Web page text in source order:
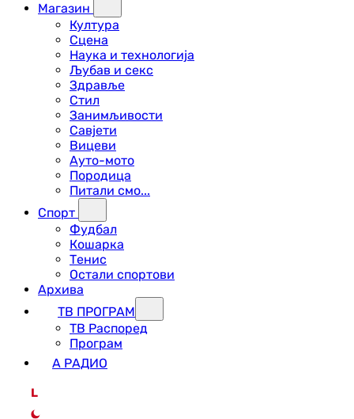
Магазин
Култура
Сцена
Наука и технологија
Љубав и секс
Здравље
Стил
Занимљивости
Савјети
Вицеви
Ауто-мото
Породица
Питали смо...
Спорт
Фудбал
Кошарка
Тенис
Остали спортови
Архива
ТВ ПРОГРАМ
ТВ Распоред
Програм
А РАДИО
L